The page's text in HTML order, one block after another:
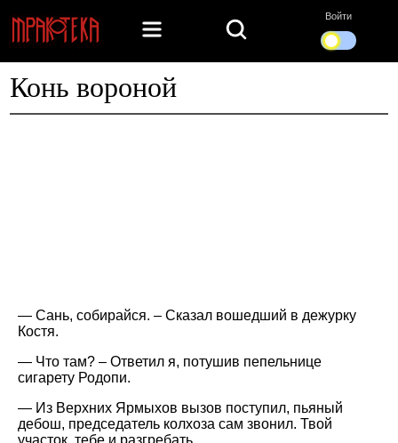
Войти
Конь вороной
— Сань, собирайся. – Сказал вошедший в дежурку
Костя.
— Что там? – Ответил я, потушив пепельнице
сигарету Родопи.
— Из Верхних Ярмыхов вызов поступил, пьяный
дебош, председатель колхоза сам звонил. Твой
участок, тебе и разгребать.